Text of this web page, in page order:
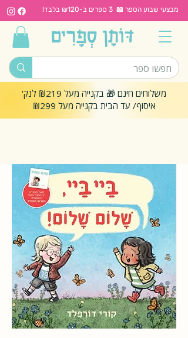
מבצעי שבוע הספר 📖 3 ספרים ב-₪120 בלבד!
משלוחים חינם 🎁 בקנייה מעל ₪219 לנק'
איסוף/ עד הבית בקנייה מעל ₪299